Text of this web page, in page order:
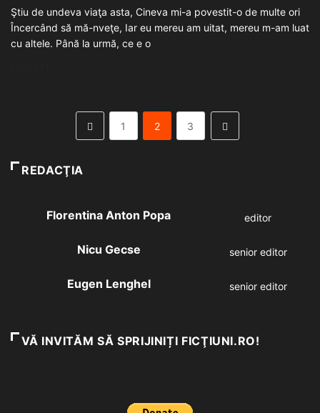
Ştiu de undeva viaţa asta, Cineva mi-a povestit-o de multe ori
Încercând să mă-nveţe, Iar eu mereu am uitat, mereu m-am luat
cu altele. Până la urmă, ce e o
1 2 3
REDACŢIA
Florentina Anton Popa editor
Nicu Gecse senior editor
Eugen Lenghel senior editor
VĂ INVITĂM SĂ SPRIJINIȚI FICŢIUNI.RO!